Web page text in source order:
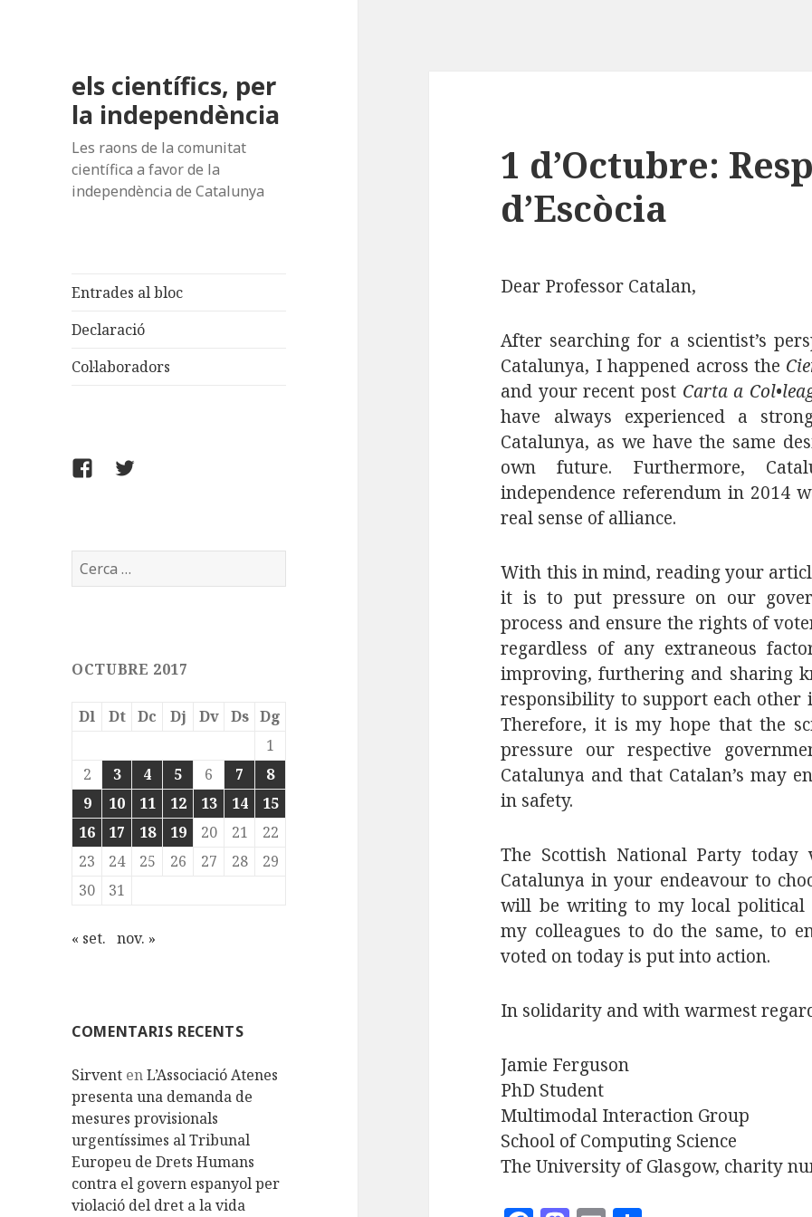
els científics, per
la independència
Les raons de la comunitat
científica a favor de la
independència de Catalunya
Entrades al bloc
Declaració
Col·laboradors
FACEBOOK
TWITTER
Cerca:
OCTUBRE 2017
Dl Dt Dc Dj Dv Ds Dg
1
2
3 4 5 6 7
8
9
10 11 12 13 14
15
16
17 18 19 20 21
22
23
24 25 26 27 28
29
30
31
« set. nov. »
COMENTARIS RECENTS
Sirvent enL’Associació Atenes
presenta una demanda de
mesures provisionals
urgentíssimes al Tribunal
Europeu de Drets Humans
contra el govern espanyol per
violació del dret a la vida
1 d’Octubre:
d’Escòcia
Dear Professor Catalan,
After searching for a scientist’s
Catalunya, I happened across the
and your recent post Carta a
have always experienced a
Catalunya, as we have the same
own future. Furthermore,
independence referendum in 2014
real sense of alliance.
With this in mind, reading your
it is to put pressure on our
process and ensure the rights of
regardless of any extraneous
improving, furthering and sharing
responsibility to support each other
Therefore, it is my hope that the
pressure our respective
Catalunya and that Catalan’s may
in safety.
The Scottish National Party
Catalunya in your endeavour to
will be writing to my local political
my colleagues to do the same, to
voted on today is put into action.
In solidarity and with warmest
Jamie Ferguson
PhD Student
Multimodal Interaction Group
School of Computing Science
The University of Glasgow, charity